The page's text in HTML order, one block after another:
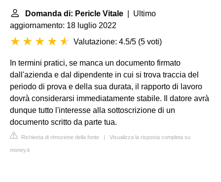
Domanda di: Pericle Vitale | Ultimo
aggiornamento: 18 luglio 2022
Valutazione: 4.5/5 (5 voti)
In termini pratici, se manca un documento firmato
dall'azienda e dal dipendente in cui si trova traccia del
periodo di prova e della sua durata, il rapporto di lavoro
dovrà considerarsi immediatamente stabile. Il datore avrà
dunque tutto l'interesse alla sottoscrizione di un
documento scritto da parte tua.
Richiesta di rimozione della fonte | Visualizza la risposta completa su
money.it